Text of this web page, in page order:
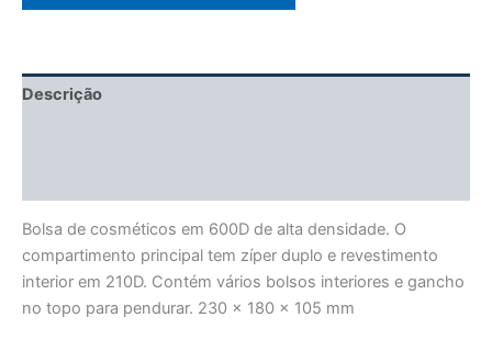
Descrição
Bolsa de cosméticos em 600D de alta densidade. O
compartimento principal tem zíper duplo e revestimento
interior em 210D. Contém vários bolsos interiores e gancho
no topo para pendurar. 230 x 180 x 105 mm